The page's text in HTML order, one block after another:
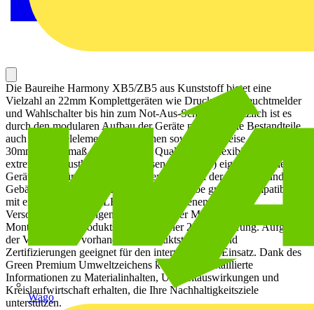
Wago
Die Baureihe Harmony XB5/ZB5 aus Kunststoff bietet eine
Vielzahl an 22mm Komplettgeräten wie Drucktaster, Leuchtmelder
und Wahlschalter bis hin zum Not-Aus-Schalter. Zusätzlich ist es
durch den modularen Aufbau der Geräte möglich, alle Bestandteile
auch als Einzelelemente zu beziehen sowie wahlweise auch für
30mm Einbaumaß. Aufgrund der Qualität, der Flexibilität und der
extremen Robustheit (Schutzklassen bis IP69K) eignen sich die
Geräte ideal für die meisten Anwendungen in der Industrie und in
Gebäuden. Dieser Leuchtmelder in der Farbe grün ist kompatibel
mit einer universellen LED mit verschiedenen
Versorgungsspannungen. Die Kalotte der Meldeleuchte ist glatt. Die
Montage dieses Produkts erfolgt in einer 22mm Bohrung. Aufgrund
der Vielzahl von vorhandenen Produktstandards und
Zertifizierungen geeignet für den internationalen Einsatz. Dank des
Green Premium Umweltzeichens können Sie detaillierte
Informationen zu Materialinhalten, Umweltauswirkungen und
Kreislaufwirtschaft erhalten, die Ihre Nachhaltigkeitsziele
unterstützen.